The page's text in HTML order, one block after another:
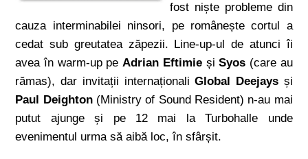
fost niște probleme din
cauza interminabilei ninsori, pe românește cortul a
cedat sub greutatea zăpezii. Line-up-ul de atunci îi
avea în warm-up peAdrian EftimieșiSyos (care au
rămas), dar invitații internaționaliGlobal Deejaysși
Paul Deighton(Ministry of Sound Resident) n-au mai
putut ajunge și pe 12 mai la Turbohalle unde
evenimentul urma să aibă loc, în sfârșit.